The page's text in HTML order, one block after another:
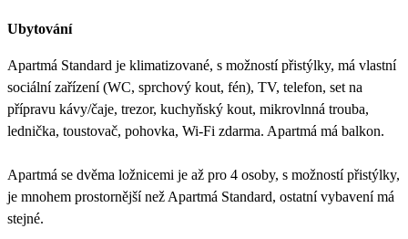
Ubytování
Apartmá Standard je klimatizované, s možností přistýlky, má vlastní
sociální zařízení (WC, sprchový kout, fén), TV, telefon, set na
přípravu kávy/čaje, trezor, kuchyňský kout, mikrovlnná trouba,
lednička, toustovač, pohovka, Wi-Fi zdarma. Apartmá má balkon.
Apartmá se dvěma ložnicemi je až pro 4 osoby, s možností přistýlky,
je mnohem prostornější než Apartmá Standard, ostatní vybavení má
stejné.